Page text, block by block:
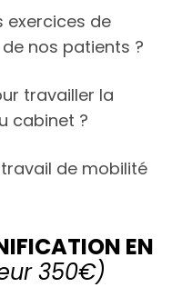
exercices de
nos patients ?
travailler la
cabinet ?
de mobilité
EN
350€)